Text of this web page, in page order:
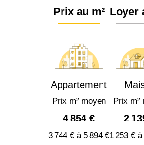
Prix au m²
Appartement
Prix m² moyen
4 854 €
3 744 € à 5 894 €
Loyer
Prix m²
2
1 253 €